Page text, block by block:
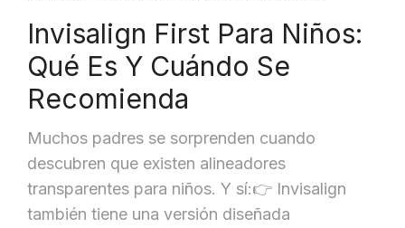
CONTACTO
Invisalign First Para Niños:
Qué Es Y Cuándo Se
Recomienda
Muchos padres se sorprenden cuando
descubren que existen alineadores
transparentes para niños. Y sí:👉 Invisalign
también tiene una versión diseñada